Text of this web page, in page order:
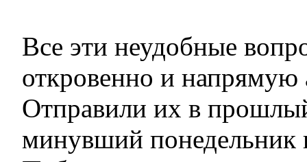
Все эти неудобные
откровенно и
Отправили их в
минувший понедельник